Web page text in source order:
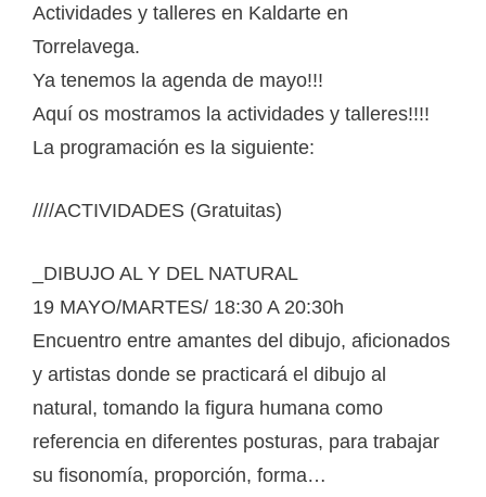
Actividades y talleres en Kaldarte en
Torrelavega.
Ya tenemos la agenda de mayo!!!
Aquí os mostramos la actividades y talleres!!!!
La programación es la siguiente:
////ACTIVIDADES (Gratuitas)
_DIBUJO AL Y DEL NATURAL
19 MAYO/MARTES/ 18:30 A 20:30h
Encuentro entre amantes del dibujo, aficionados
y artistas donde se practicará el dibujo al
natural, tomando la figura humana como
referencia en diferentes posturas, para trabajar
su fisonomía, proporción, forma…